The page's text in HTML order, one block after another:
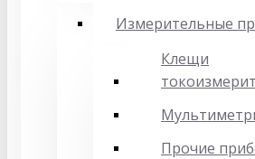
Измерительные
Клещи
Прочие